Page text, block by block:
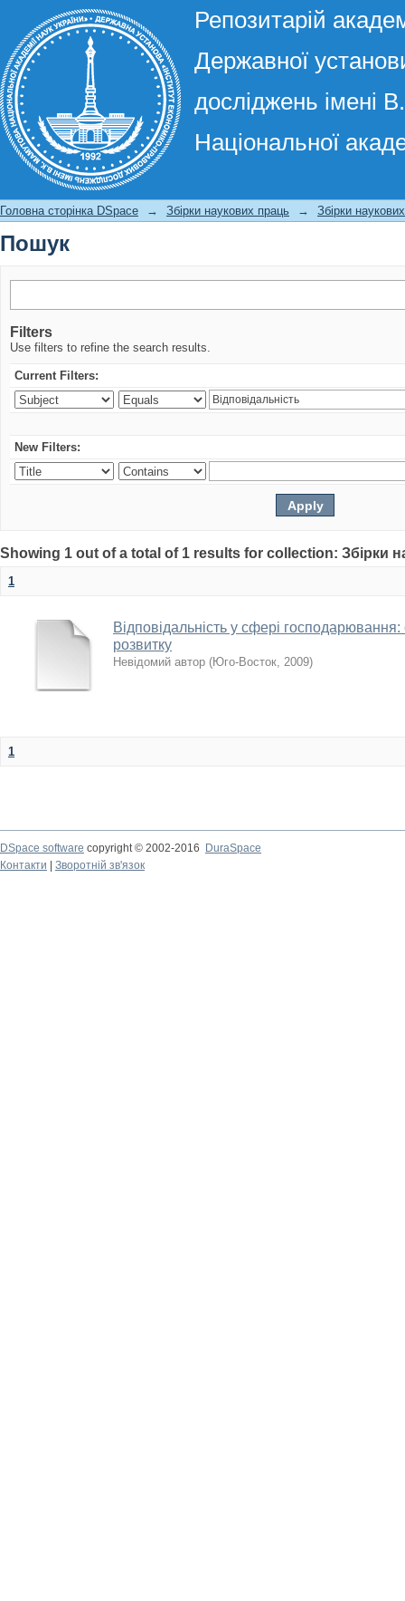
Репозитарій
Державної
досліджень імені
Національної
Пошук
Головна сторінка DSpace → Збірки наукових праць → Збірки
Пошук
Filters
Use filters to refine the search results.
Current Filters:
New Filters:
Showing 1 out of a total of 1 results for collection: Збірки
1
Відповідальність у сфері
розвитку
Невідомий автор (Юго-Восток, 2009)
1
DSpace software copyright © 2002-2016
DuraSpace
Контакти
Зворотній зв'язок